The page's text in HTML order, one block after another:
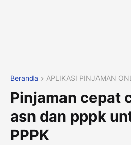
Beranda APLIKASI PINJAMAN
Pinjaman cepat
asn dan pppk
PPPK